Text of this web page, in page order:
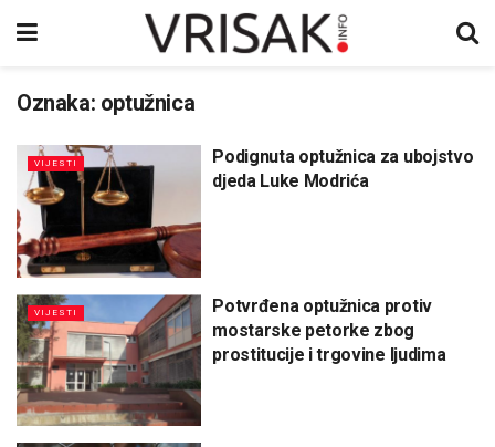
Oznaka: optužnica
VIJESTI
Podignuta optužnica za ubojstvo
djeda Luke Modrića
VIJESTI
Potvrđena optužnica protiv
mostarske petorke zbog
prostitucije i trgovine ljudima